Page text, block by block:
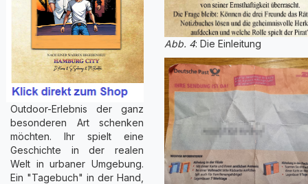
Outdoor-Erlebnis der ganz
besonderen Art schenken
möchten. Ihr spielt eine
Geschichte in der realen
Welt in urbaner Umgebung.
Ein "Tagebuch" in der Hand,
Abb. 4: Die Einleitung